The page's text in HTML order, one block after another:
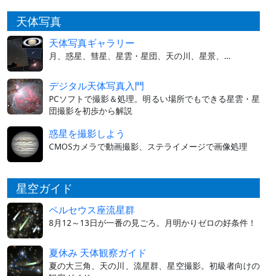
天体写真
天体写真ギャラリー
月、惑星、彗星、星雲・星団、天の川、星景、…
デジタル天体写真入門
PCソフトで撮影＆処理。明るい場所でもできる星雲・星
団撮影を初歩から解説
惑星を撮影しよう
CMOSカメラで動画撮影、ステライメージで画像処理
星空ガイド
ペルセウス座流星群
8月12～13日が一番の見ごろ。月明かりゼロの好条件！
夏休み 天体観察ガイド
夏の大三角、天の川、流星群、星空撮影。初級者向けの